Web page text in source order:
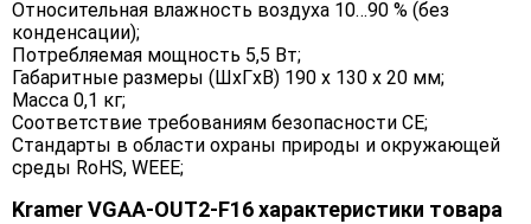
Относительная влажность воздуха 10…90 % (без
конденсации);
Потребляемая мощность 5,5 Вт;
Габаритные размеры (ШxГxВ) 190 x 130 x 20 мм;
Масса 0,1 кг;
Соответствие требованиям безопасности CE;
Стандарты в области охраны природы и окружающей
среды RoHS, WEEE;
Kramer VGAA-OUT2-F16 характеристики товара